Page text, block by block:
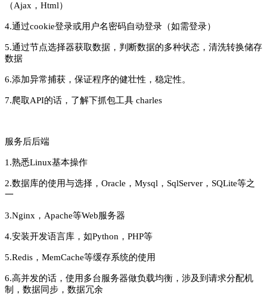
（Ajax，Html）
4.通过cookie登录或用户名密码自动登录（如需登录）
5.通过节点选择器获取数据，判断数据的多种状态，清洗转换储存
数据
6.添加异常捕获，保证程序的健壮性，稳定性。
7.爬取API的话，了解下抓包工具 charles
服务后后端
1.熟悉Linux基本操作
2.数据库的使用与选择，Oracle，Mysql，SqlServer，SQLite等之
一
3.Nginx，Apache等Web服务器
4.安装开发语言库，如Python，PHP等
5.Redis，MemCache等缓存系统的使用
6.高并发的话，使用多台服务器做负载均衡，涉及到请求分配机
制，数据同步，数据冗余